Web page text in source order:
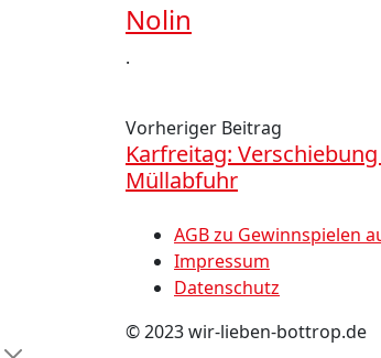
Nolin
.
Vorheriger Beitrag
Karfreitag:
Müllabfuhr
AGB zu Gewinnspielen
Impressum
Datenschutz
© 2023 wir-lieben-bottrop.de